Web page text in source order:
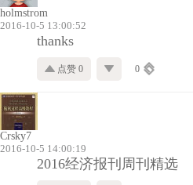
holmstrom
2016-10-5 13:00:52
thanks
点赞 0 0
Crsky7
2016-10-5 14:00:19
2016经济报刊周刊精选